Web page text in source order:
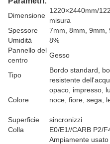
Dimensione
1220×2440mm/
misura
Spessore
7mm, 8mm, 9mm,
Umidità
8%
Pannello del
centro
Gesso
Tipo
Bordo standard,
resistente
Colore
opaco, impresso,
noce, fiore, sega,
Superficie
sincronizzi
Colla
E0/E1//CARB P2/
Ampiamente